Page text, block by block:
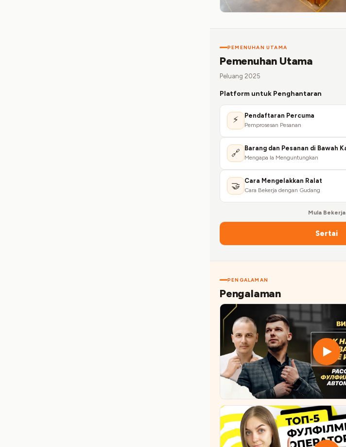
PEMENUHAN UTAMA
Pemenuhan Utama
Peluang 2025
Platform untuk Penghantaran
⚡ Pendaftaran Percuma
Pemprosesan Pesanan
🔗 Barang dan Pesanan di Bawah
Mengapa Ia Menguntungkan
🤝 Cara Mengelakkan Ralat
Cara Bekerja dengan Gudang
Mula Bekerja
Sertai
PENGALAMAN
Pengalaman